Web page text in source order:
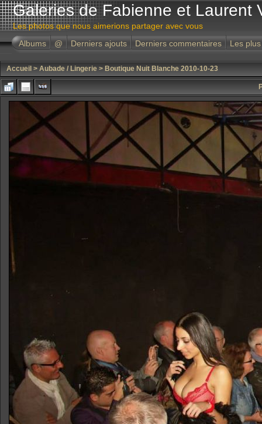
Galeries de Fabienne et Laurent
Les photos que nous aimerions partager avec vous
Albums
@ Derniers ajouts Derniers commentaires Les
Accueil > Aubade / Lingerie > Boutique Nuit Blanche 2010-10-23